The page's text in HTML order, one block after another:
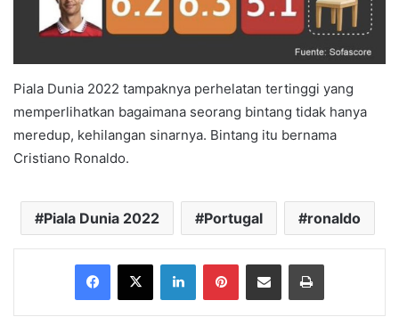
Piala Dunia 2022 tampaknya perhelatan tertinggi yang
memperlihatkan bagaimana seorang bintang tidak hanya
meredup, kehilangan sinarnya. Bintang itu bernama
Cristiano Ronaldo.
Piala Dunia 2022 Portugal ronaldo
Facebook
X LinkedInPinterestShare via Email Print